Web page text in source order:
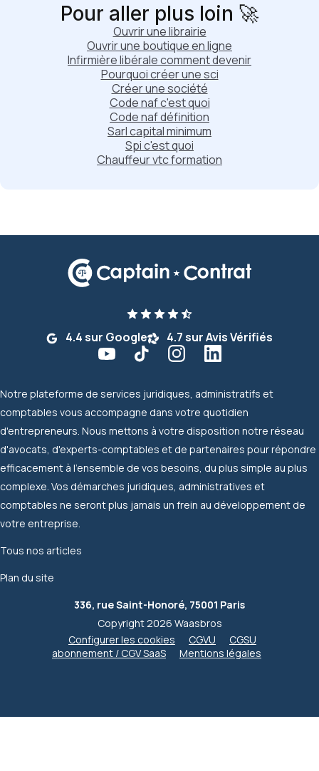
Pour aller plus loin 🚀
Ouvrir une librairie
Ouvrir une boutique en ligne
Infirmière libérale comment devenir
Pourquoi créer une sci
Créer une société
Code naf c'est quoi
Code naf définition
Sarl capital minimum
Spi c'est quoi
Chauffeur vtc formation
4.4 sur Google 4.7 sur Avis Vérifiés
Notre plateforme de services juridiques, administratifs et
comptables vous accompagne dans votre quotidien
d'entrepreneurs. Nous mettons à votre disposition notre réseau
d'avocats, d'experts-comptables et de partenaires pour répondre
efficacement à l'ensemble de vos besoins, du plus simple au plus
complexe. Vos démarches juridiques, administratives et
comptables ne seront plus jamais un frein au développement de
votre entreprise.
Tous nos articles
Plan du site
336, rue Saint-Honoré, 75001 Paris
Copyright 2026 Waasbros
Configurer les cookies
CGVU
CGSU
abonnement / CGV SaaS
Mentions légales